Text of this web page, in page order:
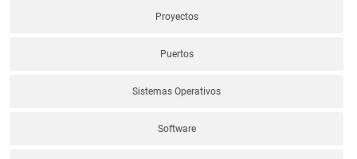
Proyectos
Puertos
Sistemas Operativos
Software